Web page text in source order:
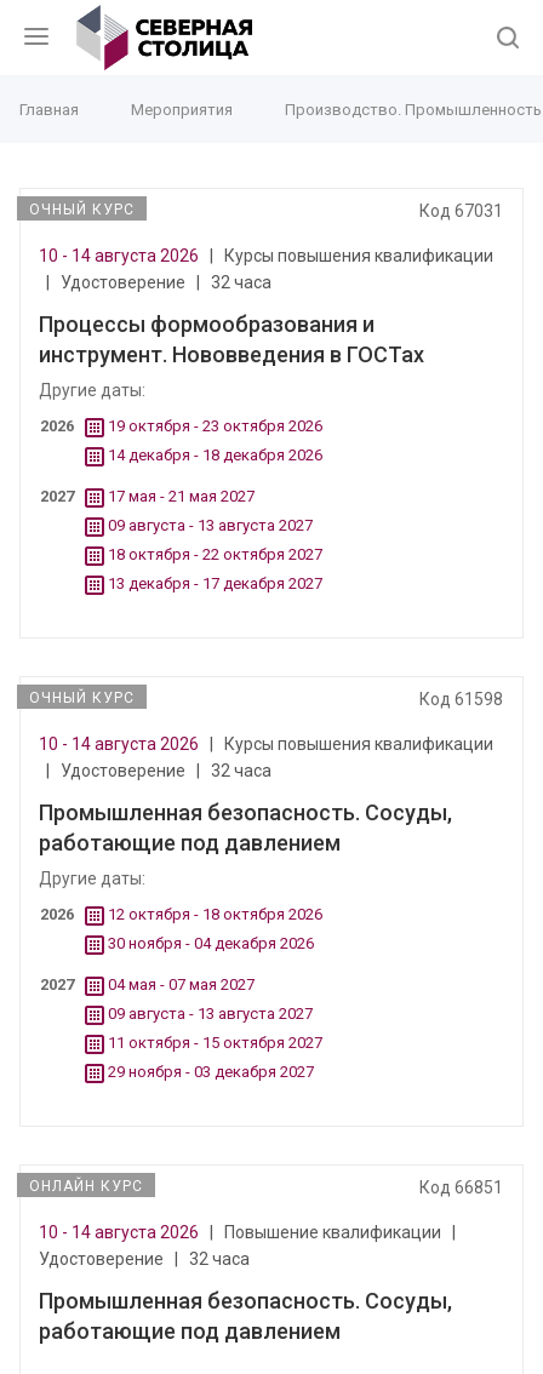
Главная Мероприятия Производство.
ОЧНЫЙ КУРС Код 67031
10 - 14 августа 2026
Курсы повышения квалификации
Удостоверение 32 часа
Процессы формообразования и
инструмент. Нововведения в ГОСТах
Другие даты:
2026
19 октября - 23 октября 2026
14 декабря - 18 декабря 2026
2027
17 мая - 21 мая 2027
09 августа - 13 августа 2027
18 октября - 22 октября 2027
13 декабря - 17 декабря 2027
ОЧНЫЙ КУРС Код 61598
10 - 14 августа 2026
Курсы повышения квалификации
Удостоверение 32 часа
Промышленная безопасность. Сосуды,
работающие под давлением
Другие даты:
2026
12 октября - 18 октября 2026
30 ноября - 04 декабря 2026
2027
04 мая - 07 мая 2027
09 августа - 13 августа 2027
11 октября - 15 октября 2027
29 ноября - 03 декабря 2027
ОНЛАЙН КУРС Код 66851
10 - 14 августа 2026 Повышение квалификации
Удостоверение
32 часа
Промышленная безопасность. Сосуды,
работающие под давлением